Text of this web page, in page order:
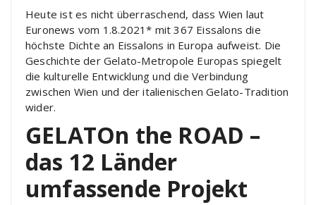
Heute ist es nicht überraschend, dass Wien laut
Euronews vom 1.8.2021* mit 367 Eissalons die
höchste Dichte an Eissalons in Europa aufweist. Die
Geschichte der Gelato-Metropole Europas spiegelt
die kulturelle Entwicklung und die Verbindung
zwischen Wien und der italienischen Gelato-Tradition
wider.
GELATOn the ROAD –
das 12 Länder
umfassende Projekt